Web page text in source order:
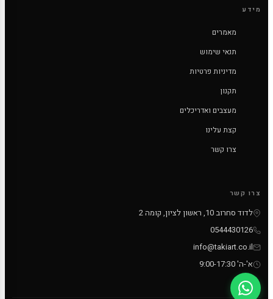
מידע
מאמרים
תנאי שימוש
מדיניות פרטיות
תקנון
מעצבים ואדריכלים
קצת עלינו
צרו קשר
צרו קשר
לדוד סחרוב 10, ראשון לציון, קומה 2
0544430126
info@takiart.co.il
א'-ה' 9:00-17:30